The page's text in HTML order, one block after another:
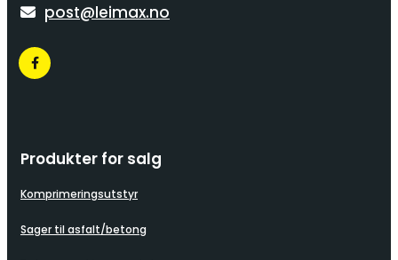
 post@leimax.no
Produkter for salg
Komprimeringsutstyr
Sager til asfalt/betong